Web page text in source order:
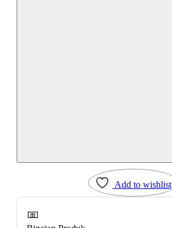
Add to wishlist